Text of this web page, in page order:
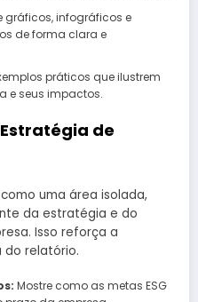
gráficos, infográficos e
de forma clara e
práticos que ilustrem
e seus impactos.
de
uma área isolada,
da estratégia e do
Isso reforça a
do relatório.
Mostre como as metas ESG